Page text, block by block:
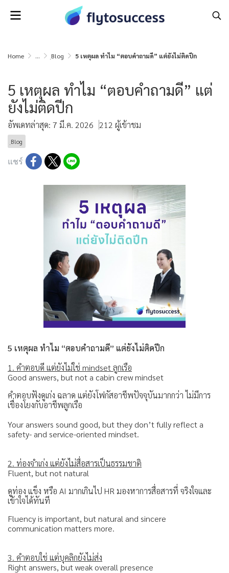
Home ... ฺBlog 5 เหตุผล ทำไม “ตอบคำถามดี” แต่ยังไม่ติดปีก
5 เหตุผล ทำไม “ตอบคำถามดี” แต่
ยังไม่ติดปีก
อัพเดทล่าสุด: 7 มี.ค. 2026 212 ผู้เข้าชม
ฺBlog
แชร์
5 เหตุผล ทำไม “ตอบคำถามดี” แต่ยังไม่ติดปีก
1. คำตอบดี แต่ยังไม่ใช่ mindset ลูกเรือ
Good answers, but not a cabin crew mindset
คำตอบฟังดูเก่ง ฉลาด แต่ยังโฟกัสอาชีพปัจจุบันมากกว่า ไม่มีการ
เชื่องโยงกับอาชีพลูกเรือ
Your answers sound good, but they don’t fully reflect a
safety- and service-oriented mindset.
2. ท่องจำเก่ง แต่ยังไม่สื่อสารเป็นธรรมชาติ
Fluent, but not natural
ดูท่อง แข็ง หรือ AI มากเกินไป HR มองหาการสื่อสารที่ จริงใจและ
เข้าใจได้ทันที
Fluency is important, but natural and sincere
communication matters more.
3. คำตอบใช่ แต่บุคลิกยังไม่ส่ง
Right answers, but weak overall presence